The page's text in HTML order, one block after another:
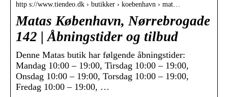
http s://www.tiendeo.dk › butikker › koebenhavn › mat…
Matas København, Nørrebrogade
142 | Åbningstider og tilbud
Denne Matas butik har følgende åbningstider:
Mandag 10:00 – 19:00, Tirsdag 10:00 – 19:00,
Onsdag 10:00 – 19:00, Torsdag 10:00 – 19:00,
Fredag 10:00 – 19:00, …